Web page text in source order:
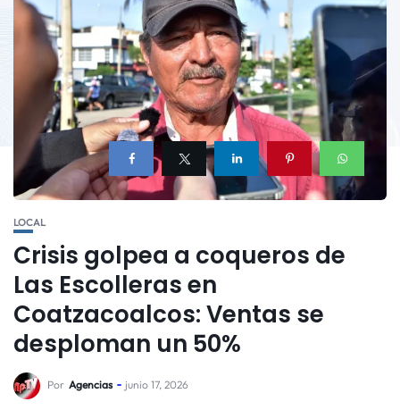
LOCAL
Crisis golpea a coqueros de
Las Escolleras en
Coatzacoalcos: Ventas se
desploman un 50%
Por Agencias junio 17, 2026